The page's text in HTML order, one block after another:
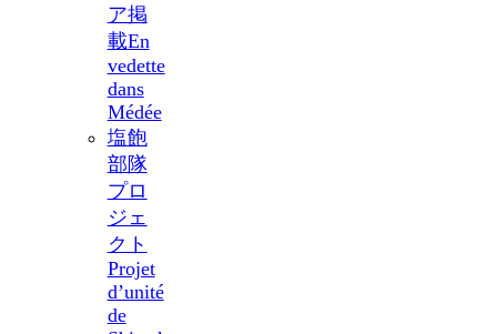
ア掲
載En
vedette
dans
Médée
塩飽
部隊
プロ
ジェ
クト
Projet
d’unité
de